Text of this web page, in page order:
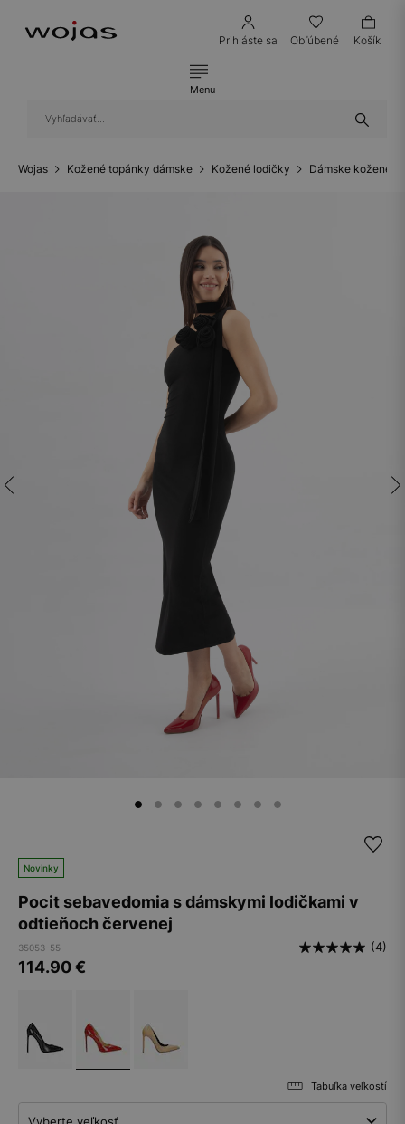
Prihláste sa Obľúbené Košík
Menu
Wojas Kožené topánky dámske Kožené lodičky Dámske kožené
Novinky
Pocit sebavedomia s dámskymi lodičkami v
odtieňoch červenej
35053-55 (4)
114.90€
Tabuľka veľkostí